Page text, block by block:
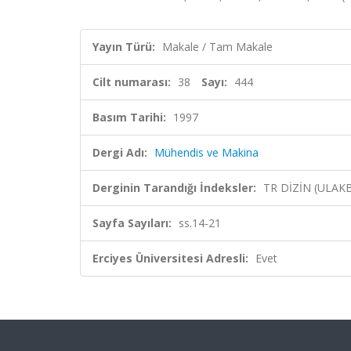
Yayın Türü: Makale / Tam Makale
Cilt numarası: 38 Sayı: 444
Basım Tarihi: 1997
Dergi Adı: Mühendis ve Makina
Derginin Tarandığı İndeksler: TR DİZİN
Sayfa Sayıları: ss.14-21
Erciyes Üniversitesi Adresli: Evet